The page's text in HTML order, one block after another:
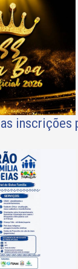
inscrições